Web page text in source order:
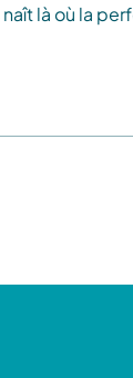
là où la